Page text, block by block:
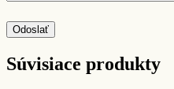
Odoslať
Súvisiace produkty